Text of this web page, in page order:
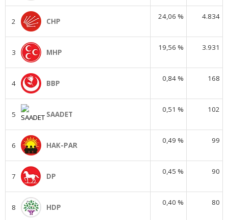
2 CHP
24,06 % 4.834
3 MHP
19,56 % 3.931
4 BBP
0,84 % 168
5 SAADET
0,51 % 102
6 HAK-PAR
0,49 % 99
7 DP
0,45 % 90
8 HDP
0,40 % 80